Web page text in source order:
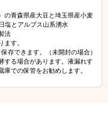
の青森県産大豆と埼玉県産小麦
塩とアルプス山系湧水
法
す。
存できます。（未開封の場合）
する場合があります。液漏れす
での保管をお勧めします。